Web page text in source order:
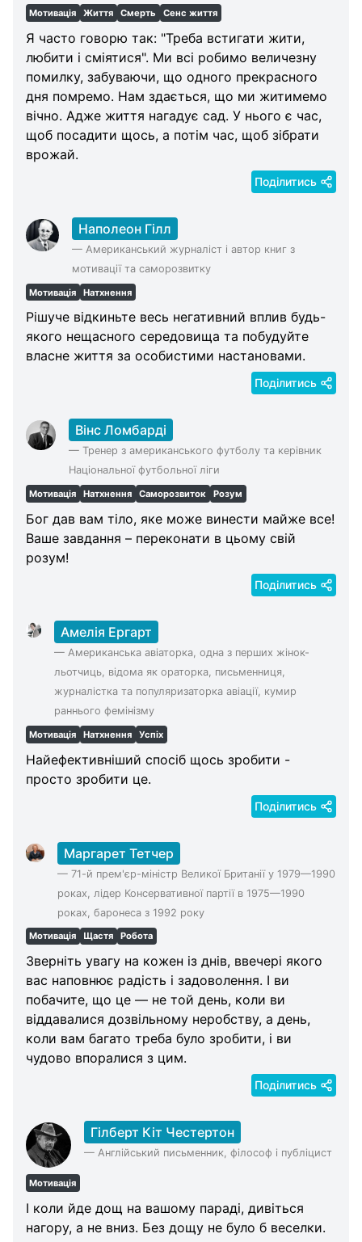
Мотивація Життя Смерть Сенс життя
Я часто говорю так: "Треба встигати жити,
любити і сміятися". Ми всі робимо величезну
помилку, забуваючи, що одного прекрасного
дня помремо. Нам здається, що ми житимемо
вічно. Адже життя нагадує сад. У нього є час,
щоб посадити щось, а потім час, щоб зібрати
врожай.
Поділитись
Наполеон Гілл
— Американський журналіст і автор книг з
мотивації та саморозвитку
Мотивація Натхнення
Рішуче відкиньте весь негативний вплив будь-
якого нещасного середовища та побудуйте
власне життя за особистими настановами.
Поділитись
Вінс Ломбарді
— Тренер з американського футболу та керівник
Національної футбольної ліги
Мотивація Натхнення Саморозвиток Розум
Бог дав вам тіло, яке може винести майже все!
Ваше завдання – переконати в цьому свій
розум!
Поділитись
Амелія Ергарт
— Американська авіаторка, одна з перших жінок-
льотчиць, відома як ораторка, письменниця,
журналістка та популяризаторка авіації, кумир
раннього фемінізму
Мотивація Натхнення Успіх
Найефективніший спосіб щось зробити -
просто зробити це.
Поділитись
Маргарет Тетчер
— 71-й прем'єр-міністр Великої Британії у 1979—1990
роках, лідер Консервативної партії в 1975—1990
роках, баронеса з 1992 року
Мотивація Щастя Робота
Зверніть увагу на кожен із днів, ввечері якого
вас наповнює радість і задоволення. І ви
побачите, що це — не той день, коли ви
віддавалися дозвільному неробству, а день,
коли вам багато треба було зробити, і ви
чудово впоралися з цим.
Поділитись
Гілберт Кіт Честертон
— Англійський письменник, філософ і публіцист
Мотивація
І коли йде дощ на вашому параді, дивіться
нагору, а не вниз. Без дощу не було б веселки.